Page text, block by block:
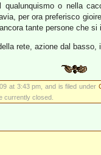
o nella
per ora preferisco
tante persone che si
rete, azione dal basso,
at 3:43 pm, and is filed under
currently closed.